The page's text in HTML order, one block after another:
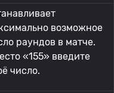
возможное
раундов в матче.
«155» введите
число.